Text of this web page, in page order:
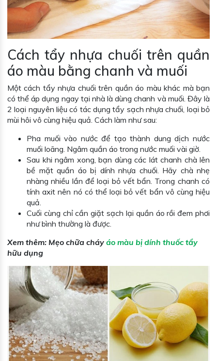
Cách tẩy nhựa chuối trên quần
áo màu bằng chanh và muối
Một cách tẩy nhựa chuối trên quần áo màu khác mà bạn
có thể áp dụng ngay tại nhà là dùng chanh và muối. Đây là
2 loại nguyên liệu có tác dụng tẩy sạch nhựa chuối, loại bỏ
mùi hôi vô cùng hiệu quả. Cách làm như sau:
Pha muối vào nước để tạo thành dung dịch nước
muối loãng. Ngâm quần áo trong nước muối vài giờ.
Sau khi ngâm xong, bạn dùng các lát chanh chà lên
bề mặt quần áo bị dính nhựa chuối. Hãy chà nhẹ
nhàng nhiều lần để loại bỏ vết bẩn. Trong chanh có
tính axit nên nó có thể loại bỏ vết bẩn vô cùng hiệu
quả.
Cuối cùng chỉ cần giặt sạch lại quần áo rồi đem phơi
như bình thường là được.
Xem thêm: Mẹo chữa cháy áo màu bị dính thuốc tẩy
hữu dụng